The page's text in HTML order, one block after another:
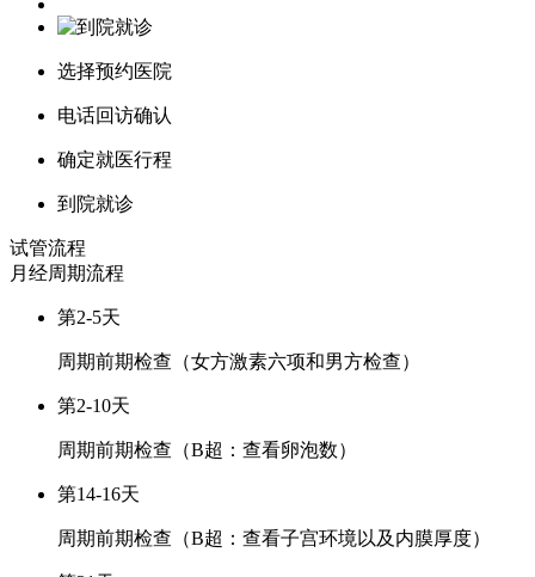
选择预约医院
电话回访确认
确定就医行程
到院就诊
试管流程
月经周期流程
第2-5天
周期前期检查（女方激素六项和男方检查）
第2-10天
周期前期检查（B超：查看卵泡数）
第14-16天
周期前期检查（B超：查看子宫环境以及内膜厚度）